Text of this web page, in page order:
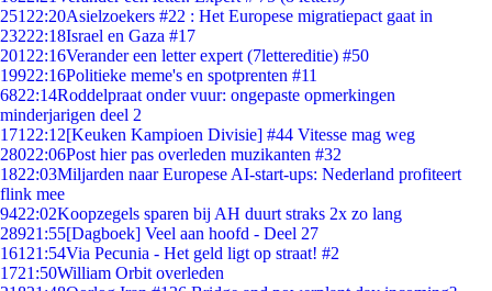
251 22:20Asielzoekers #22 : Het Europese migratiepact gaat in
23222:18Israel en Gaza #17
201 22:16Verander een letter expert (7lettereditie) #50
19922:16Politieke meme's en spotprenten #11
6822:14Roddelpraat onder vuur: ongepaste opmerkingen
minderjarigen deel 2
171 22:12[Keuken Kampioen Divisie] #44 Vitesse mag weg
28022:06Post hier pas overleden muzikanten #32
1822:03Miljarden naar Europese AI-start-ups: Nederland profiteert
flink mee
9422:02Koopzegels sparen bij AH duurt straks 2x zo lang
28921:55[Dagboek] Veel aan hoofd - Deel 27
161 21:54Via Pecunia - Het geld ligt op straat! #2
1721:50William Orbit overleden